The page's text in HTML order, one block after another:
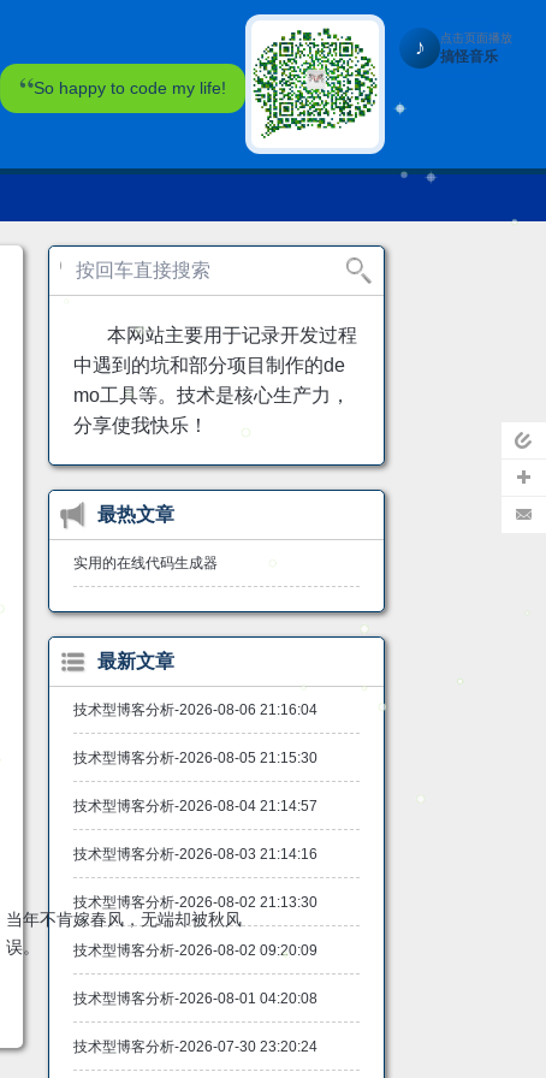
页
So happy to code my life!
本网站主要用于记录开发过程
中遇到的坑和部分项目制作的de
mo工具等。技术是核心生产力，
分享使我快乐！
最热文章
实用的在线代码生成器
最新文章
技术型博客分析-2026-08-06 21:16:04
技术型博客分析-2026-08-05 21:15:30
技术型博客分析-2026-08-04 21:14:57
技术型博客分析-2026-08-03 21:14:16
技术型博客分析-2026-08-02 21:13:30
技术型博客分析-2026-08-02 09:20:09
技术型博客分析-2026-08-01 04:20:08
技术型博客分析-2026-07-30 23:20:24
当年不肯嫁春风，无端却被秋风
误。
♪ 点击页面播放
搞怪音乐